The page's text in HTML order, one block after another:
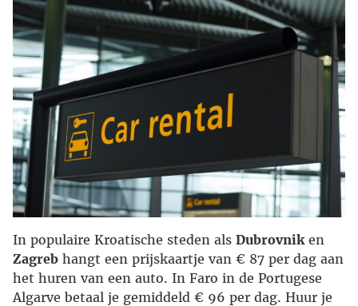
In populaire Kroatische steden als Dubrovniken
Zagreb hangt een prijskaartje van € 87 per dag aan
het huren van een auto. In Faro in de Portugese
Algarve betaal je gemiddeld € 96 per dag. Huur je